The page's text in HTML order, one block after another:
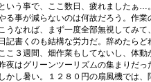
という事で、ここ数日、疲れましたぁ…。
る事が減らないのは何故だろう。作業
こうなれば、まず一度全部無視してみ
日記書くのも結構な労力だ。辞めたら
ここ３週間、畑作業もしてないし、体
夜はグリーンツーリズムの集まりだっ
しかし暑い。１２８０円の扇風機では、